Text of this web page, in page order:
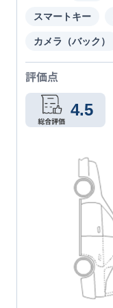
スマートキー
カメラ（バック）
評価点
4.5